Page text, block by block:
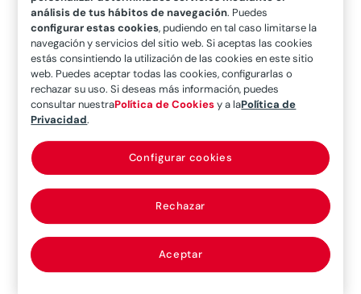
Resiliencia y
sostenibilidad
Labiomiméticaha impulsado técnicas y
tecnologías arquitectónicas quefomentan la
optimización de recursos naturales
la reducción de la huella de carbono. Tal y como
indica el artículoBio-logic, a review on the
biomimetic application in architectural and
structural design
influencia ha alcanzado disciplinas como la
ingeniería, la elección de materiales o el diseño
análisis de tus hábitos de navegación. Puedes
configurar estas cookies, pudiendo en tal caso limitarse la
navegación y servicios del sitio web. Si aceptas las cookies
estás consintiendo la utilización de las cookies en este sitio
web. Puedes aceptar todas las cookies, configurarlas o
rechazar su uso. Si deseas más información, puedes
consultar nuestraPolítica de Cookiesy a laPolítica de
Privacidad.
Rechazar
Aceptar
Configurar cookies